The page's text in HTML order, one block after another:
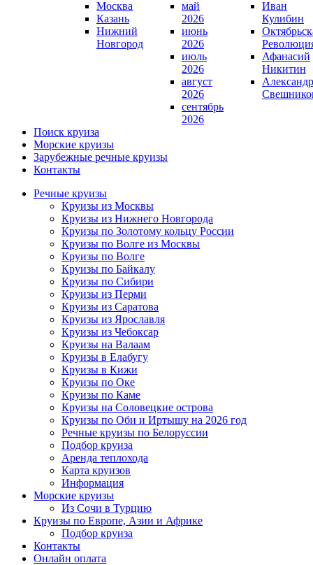
Москва
Казань
Нижний
Новгород
май
2026
июнь
2026
июль
2026
август
2026
сентябрь
2026
Иван
Кулибин
Афанасий
Никитин
Александр
Поиск круиза
Морские круизы
Зарубежные речные круизы
Контакты
Речные круизы
Круизы из Москвы
Круизы из Нижнего Новгорода
Круизы по Золотому кольцу России
Круизы по Волге из Москвы
Круизы по Волге
Круизы по Байкалу
Круизы по Сибири
Круизы из Перми
Круизы из Саратова
Круизы из Ярославля
Круизы из Чебоксар
Круизы на Валаам
Круизы в Елабугу
Круизы в Кижи
Круизы по Оке
Круизы по Каме
Круизы на Соловецкие острова
Круизы по Оби и Иртышу на 2026 год
Речные круизы по Белоруссии
Подбор круиза
Аренда теплохода
Карта круизов
Информация
Морские круизы
Из Сочи в Турцию
Круизы по Европе, Азии и Африке
Подбор круиза
Контакты
Онлайн оплата